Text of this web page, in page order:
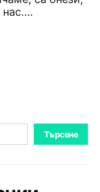
нас.…
Търсене